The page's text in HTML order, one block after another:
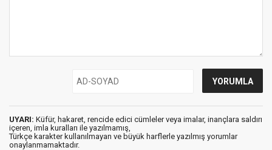
UYARI: Küfür, hakaret, rencide edici cümleler veya imalar, inançlara saldırı
içeren, imla kuralları ile yazılmamış,
Türkçe karakter kullanılmayan ve büyük harflerle yazılmış yorumlar
onaylanmamaktadır.